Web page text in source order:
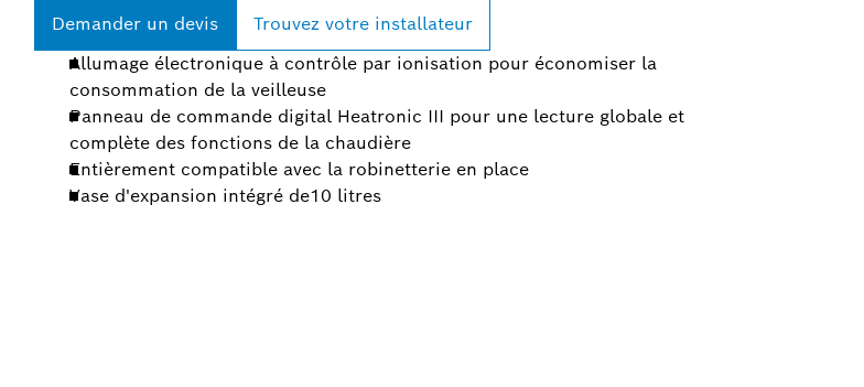
Demander un devis
Trouvez votre installateur
Allumage électronique à contrôle par ionisation pour économiser la
consommation de la veilleuse
Panneau de commande digital Heatronic III pour une lecture globale et
complète des fonctions de la chaudière
Entièrement compatible avec la robinetterie en place
Vase d'expansion intégré de10 litres